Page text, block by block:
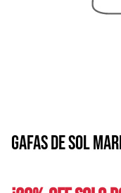
GAFAS DE SOL